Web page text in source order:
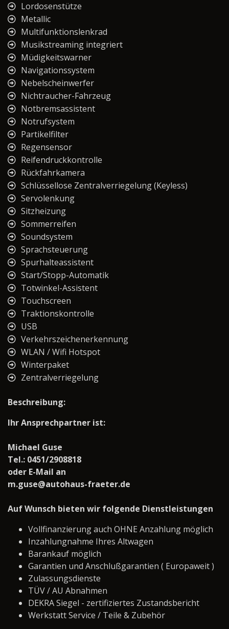
Lordosenstütze
Metallic
Multifunktionslenkrad
Musikstreaming integriert
Müdigkeitswarner
Navigationssystem
Nebelscheinwerfer
Nichtraucher-Fahrzeug
Notbremsassistent
Notrufsystem
Partikelfilter
Regensensor
Reifendruckkontrolle
Rückfahrkamera
Schlüssellose Zentralverriegelung (Keyless)
Servolenkung
Sitzheizung
Sommerreifen
Soundsystem
Sprachsteuerung
Spurhalteassistent
Start/Stopp-Automatik
Totwinkel-Assistent
Touchscreen
Traktionskontrolle
USB
Verkehrszeichenerkennung
WLAN / Wifi Hotspot
Winterpaket
Zentralverriegelung
Beschreibung:
Ihr Ansprechpartner ist:
Michael Guse
Tel.: 0451/2908818
oder E-Mail an
m.guse@autohaus-fraeter.de
Auf Wunsch bieten wir folgende Dienstleistungen
Vollfinanzierung auch OHNE Anzahlung möglich
Inzahlungnahme Ihres Altwagen
Barankauf möglich
Garantien und Anschlußgarantien ( Europaweit )
Zulassungsdienste
TÜV / AU Abnahmen
DEKRA Siegel - zertifiziertes Zustandsbericht
Werkstatt Service / Teile & Zubehör